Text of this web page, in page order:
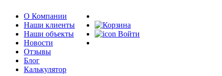
О Компании
Наши клиенты
Наши объекты
Новости
Отзывы
Блог
Калькулятор
Войти